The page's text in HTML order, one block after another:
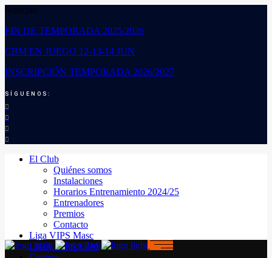
Noticias:
FIN DE TEMPORADA 2025/2026
CBM EN JUEGO 12-13-14 JUN
INSCRIPCIÓN TEMPORADA 2026/2027
SÍGUENOS:
El Club
Quiénes somos
Instalaciones
Horarios Entrenamiento 2024/25
Entrenadores
Premios
Contacto
Liga VIPS Masc
LIGA VIPS FEM